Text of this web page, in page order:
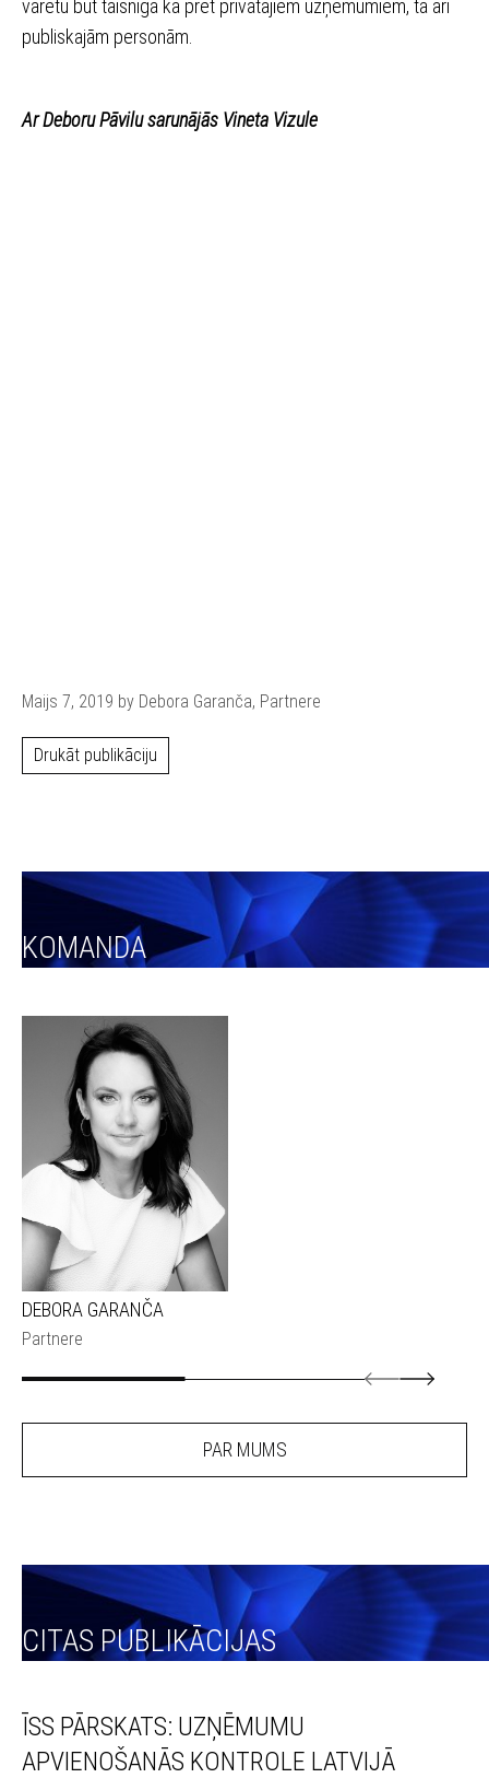
varētu būt taisnīga kā pret privātajiem uzņēmumiem, tā arī
publiskajām personām.
Ar Deboru Pāvilu sarunājās Vineta Vizule
Maijs 7, 2019 by Debora Garanča, Partnere
Drukāt publikāciju
KOMANDA
DEBORA GARANČA
Partnere
PAR MUMS
CITAS PUBLIKĀCIJAS
ĪSS PĀRSKATS: UZŅĒMUMU
APVIENOŠANĀS KONTROLE LATVIJĀ